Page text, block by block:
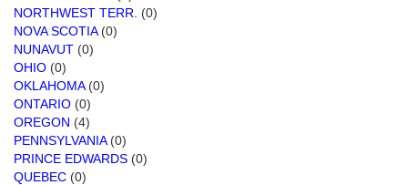
NORTHWEST TERR.
(0)
NOVA SCOTIA(0)
NUNAVUT (0)
OHIO (0)
OKLAHOMA(0)
ONTARIO (0)
OREGON (4)
PENNSYLVANIA(0)
PRINCE EDWARDS (0)
QUEBEC (0)